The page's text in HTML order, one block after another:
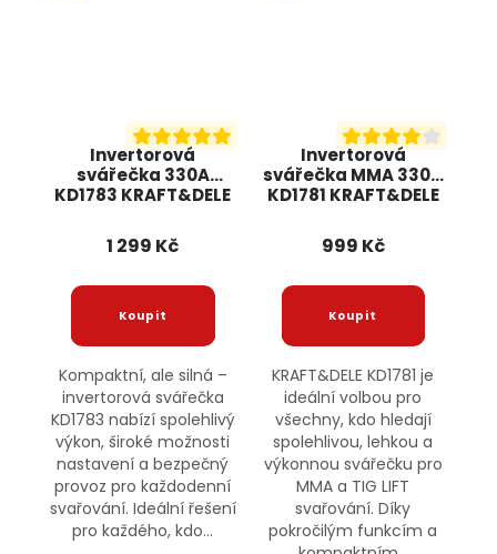
Invertorová
svářečka 330A
KD1783 KRAFT&DELE
1 299 Kč
Kompaktní, ale silná –
invertorová svářečka
KD1783 nabízí spolehlivý
výkon, široké možnosti
nastavení a bezpečný
provoz pro každodenní
svařování. Ideální řešení
pro každého, kdo...
Invertorová
svářečka MMA 330A
KD1781 KRAFT&DELE
999 Kč
KRAFT&DELE KD1781 je
ideální volbou pro
všechny, kdo hledají
spolehlivou, lehkou a
výkonnou svářečku pro
MMA a TIG LIFT
svařování. Díky
pokročilým funkcím a